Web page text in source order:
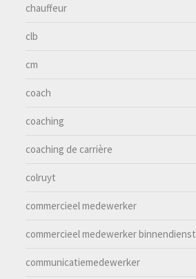
chauffeur
clb
cm
coach
coaching
coaching de carrière
colruyt
commercieel medewerker
commercieel medewerker binnendienst
communicatiemedewerker